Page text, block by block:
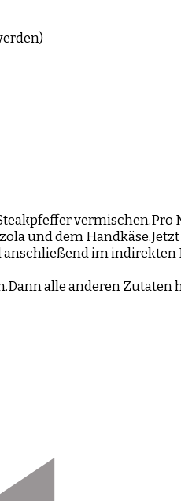
und dem
im indirekten
alle anderen Zutaten